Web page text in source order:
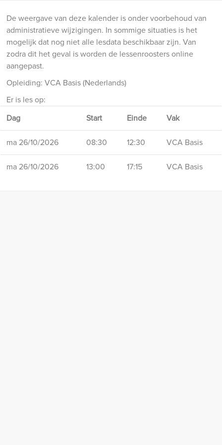
De weergave van deze kalender is onder voorbehoud van
administratieve wijzigingen. In sommige situaties is het
mogelijk dat nog niet alle lesdata beschikbaar zijn. Van
zodra dit het geval is worden de lessenroosters online
aangepast.
Opleiding: VCA Basis (Nederlands)
Er is les op:
Dag
Start Einde Vak
ma 26/10/2026 08:30 12:30 VCA Basis
ma 26/10/2026 13:00 17:15 VCA Basis